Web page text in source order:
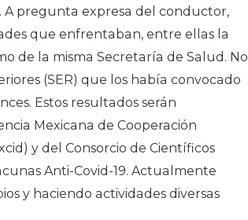
A pregunta expresa del conductor,
que enfrentaban, entre ellas la
de la misma Secretaría de Salud. No
(SER) que los había convocado
Estos resultados serán
Mexicana de Cooperación
y del Consorcio de Científicos
Anti-Covid-19. Actualmente
y haciendo actividades diversas